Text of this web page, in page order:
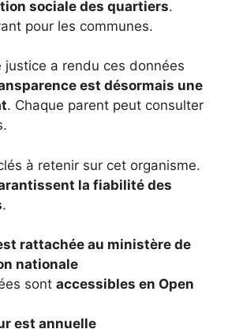
sociale des quartiers.
pour les communes.
justice a rendu ces données
est désormais une
. Chaque parent peut consulter
à retenir sur cet organisme.
la fiabilité des
.
rattachée au ministère de
nationale
sont accessibles en Open
est annuelle